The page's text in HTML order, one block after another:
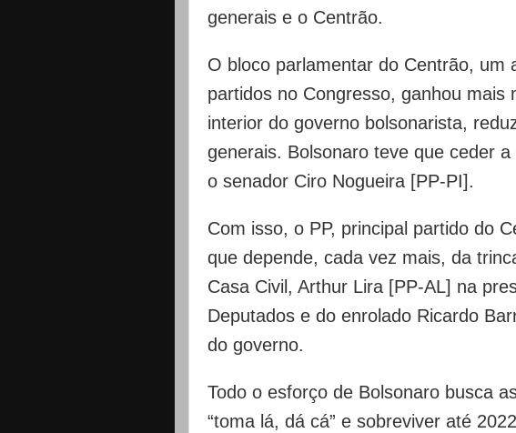
generais e o Centrão.
O bloco parlamentar do Centrão, um
partidos no Congresso, ganhou mais
interior do governo bolsonarista,
generais. Bolsonaro teve que ceder
o senador Ciro Nogueira [PP-PI].
Com isso, o PP, principal partido do
que depende, cada vez mais, da
Casa Civil, Arthur Lira [PP-AL] na
Deputados e do enrolado Ricardo
do governo.
Todo o esforço de Bolsonaro busca
“toma lá, dá cá” e sobreviver até